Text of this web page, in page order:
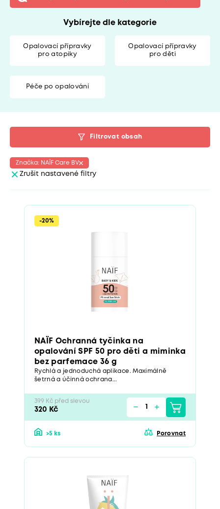
Vybírejte dle kategorie
Opalovací přípravky
pro atopiky
Opalovací přípravky
pro děti
Péče po opalování
Filtrovat obsah
Značka: NAÏF Care BV
Zrušit nastavené filtry
-20%
NAÏF Ochranná tyčinka na
opalování SPF 50 pro děti a miminka
bez parfemace 36 g
Rychlá a jednoduchá aplikace. Maximálně
šetrná a účinná ochrana...
399 Kč před slevou
320 Kč
>5 ks Porovnat